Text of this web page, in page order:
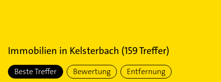
Immobilien in Kelsterbach (159Treffer)
Beste Treffer Bewertung Entfernung